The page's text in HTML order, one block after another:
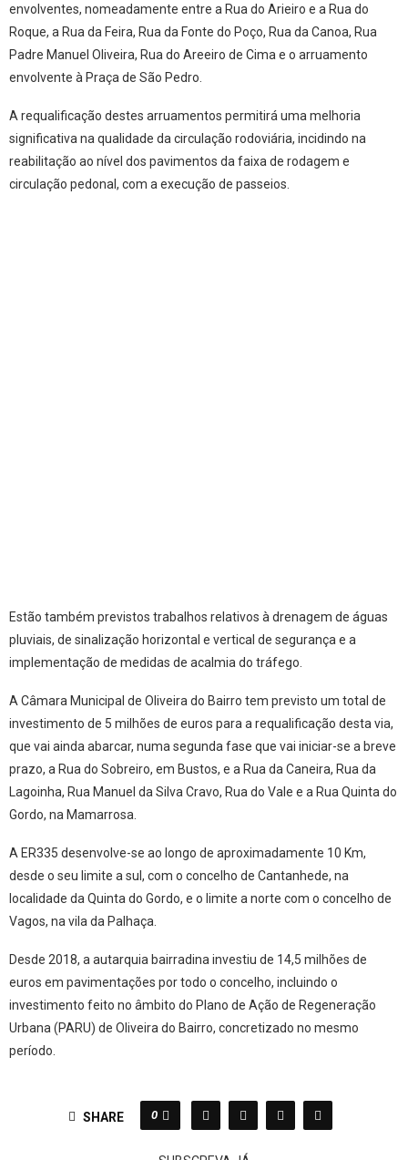
envolventes, nomeadamente entre a Rua do Arieiro e a Rua do
Roque, a Rua da Feira, Rua da Fonte do Poço, Rua da Canoa, Rua
Padre Manuel Oliveira, Rua do Areeiro de Cima e o arruamento
envolvente à Praça de São Pedro.
A requalificação destes arruamentos permitirá uma melhoria
significativa na qualidade da circulação rodoviária, incidindo na
reabilitação ao nível dos pavimentos da faixa de rodagem e
circulação pedonal, com a execução de passeios.
Estão também previstos trabalhos relativos à drenagem de águas
pluviais, de sinalização horizontal e vertical de segurança e a
implementação de medidas de acalmia do tráfego.
A Câmara Municipal de Oliveira do Bairro tem previsto um total de
investimento de 5 milhões de euros para a requalificação desta via,
que vai ainda abarcar, numa segunda fase que vai iniciar-se a breve
prazo, a Rua do Sobreiro, em Bustos, e a Rua da Caneira, Rua da
Lagoinha, Rua Manuel da Silva Cravo, Rua do Vale e a Rua Quinta do
Gordo, na Mamarrosa.
A ER335 desenvolve-se ao longo de aproximadamente 10 Km,
desde o seu limite a sul, com o concelho de Cantanhede, na
localidade da Quinta do Gordo, e o limite a norte com o concelho de
Vagos, na vila da Palhaça.
Desde 2018, a autarquia bairradina investiu de 14,5 milhões de
euros em pavimentações por todo o concelho, incluindo o
investimento feito no âmbito do Plano de Ação de Regeneração
Urbana (PARU) de Oliveira do Bairro, concretizado no mesmo
período.
SHARE 0